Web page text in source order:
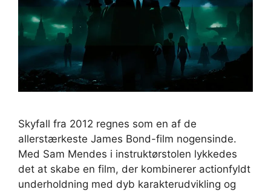
Skyfall fra 2012 regnes som en af de
allerstærkeste James Bond-film nogensinde.
Med Sam Mendes i instruktørstolen lykkedes
det at skabe en film, der kombinerer actionfyldt
underholdning med dyb karakterudvikling og